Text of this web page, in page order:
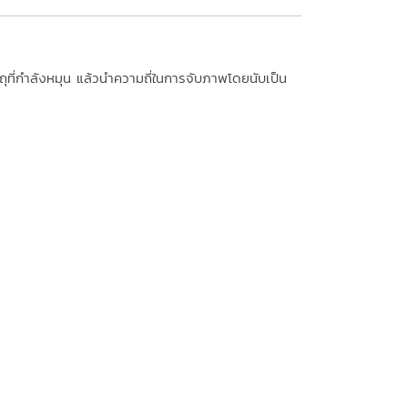
กำลังหมุน แล้วนำความถี่ในการจับภาพโดยนับเป็น